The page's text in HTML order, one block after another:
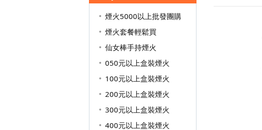
煙火5000以上批發團購
煙火套餐輕鬆買
仙女棒手持煙火
050元以上盒裝煙火
100元以上盒裝煙火
200元以上盒裝煙火
300元以上盒裝煙火
400元以上盒裝煙火